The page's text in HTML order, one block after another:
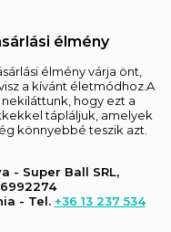
élmény
élmény várja önt,
a kívánt életmódhoz.A
hogy ezt a
tápláljuk, amelyek
könnyebbé teszik azt.
- Super Ball SRL,
- Tel. +36 13 237 534